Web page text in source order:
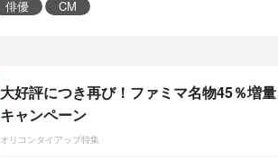
俳優 CM
大好評につき再び！ファミマ名物45％増量
キャンペーン
オリコンタイアップ特集